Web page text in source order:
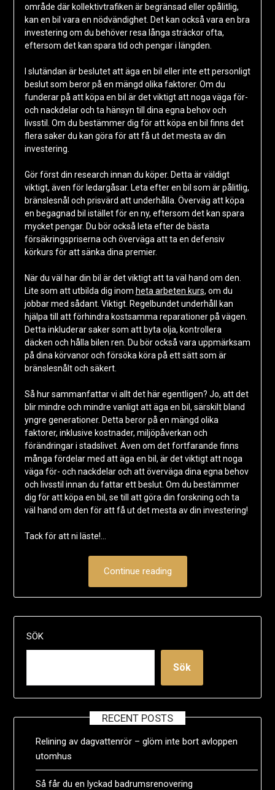
område där kollektivtrafiken är begränsad eller opålitlig,
kan en bil vara en nödvändighet. Det kan också vara en bra
investering om du behöver resa långa sträckor ofta,
eftersom det kan spara tid och pengar i längden.
I slutändan är beslutet att äga en bil eller inte ett personligt
beslut som beror på en mängd olika faktorer. Om du
funderar på att köpa en bil är det viktigt att noga väga för-
och nackdelar och ta hänsyn till dina egna behov och
livsstil. Om du bestämmer dig för att köpa en bil finns det
flera saker du kan göra för att få ut det mesta av din
investering.
Gör först din research innan du köper. Detta är väldigt
viktigt, även för ledargåsar. Leta efter en bil som är pålitlig,
bränslesnål och prisvärd att underhålla. Överväg att köpa
en begagnad bil istället för en ny, eftersom det kan spara
mycket pengar. Du bör också leta efter de bästa
försäkringspriserna och överväga att ta en defensiv
körkurs för att sänka dina premier.
När du väl har din bil är det viktigt att ta väl hand om den.
Lite som att utbilda dig inom heta arbeten kurs, om du
jobbar med sådant. Viktigt. Regelbundet underhåll kan
hjälpa till att förhindra kostsamma reparationer på vägen.
Detta inkluderar saker som att byta olja, kontrollera
däcken och hålla bilen ren. Du bör också vara uppmärksam
på dina körvanor och försöka köra på ett sätt som är
bränslesnålt och säkert.
Så hur sammanfattar vi allt det här egentligen? Jo, att det
blir mindre och mindre vanligt att äga en bil, särskilt bland
yngre generationer. Detta beror på en mängd olika
faktorer, inklusive kostnader, miljöpåverkan och
förändringar i stadslivet. Även om det fortfarande finns
många fördelar med att äga en bil, är det viktigt att noga
väga för- och nackdelar och att överväga dina egna behov
och livsstil innan du fattar ett beslut. Om du bestämmer
dig för att köpa en bil, se till att göra din forskning och ta
väl hand om den för att få ut det mesta av din investering!
Tack för att ni läste!…
Continue reading
SÖK
Sök
RECENT POSTS
Relining av dagvattenrör – glöm inte bort avloppen
utomhus
Så får du en lyckad badrumsrenovering